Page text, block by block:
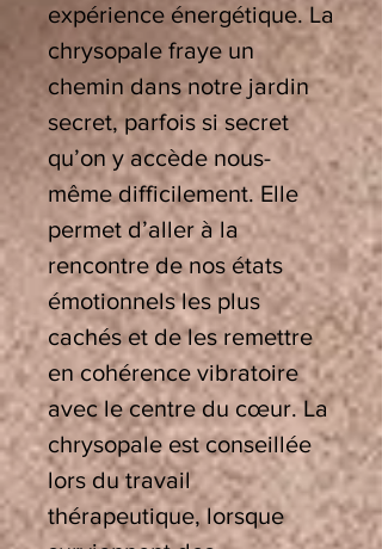
expérience énergétique. La
chrysopale fraye un
chemin dans notre jardin
secret, parfois si secret
qu’on y accède nous-
même difficilement. Elle
permet d’aller à la
rencontre de nos états
émotionnels les plus
cachés et de les remettre
en cohérence vibratoire
avec le centre du cœur. La
chrysopale est conseillée
lors du travail
thérapeutique, lorsque